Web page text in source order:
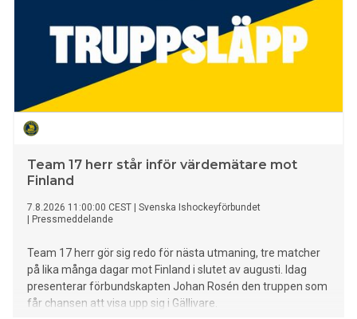
Team 17 herr står inför värdemätare mot
Finland
7.8.2026 11:00:00 CEST
Svenska Ishockeyförbundet
Pressmeddelande
Team 17 herr gör sig redo för nästa utmaning, tre matcher
på lika många dagar mot Finland i slutet av augusti. Idag
presenterar förbundskapten Johan Rosén den truppen som
får chansen att visa upp sig i Gällivare.